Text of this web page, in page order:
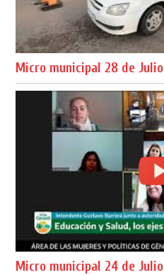
Micro municipal 28 de Julio
Micro municipal 24 de Julio